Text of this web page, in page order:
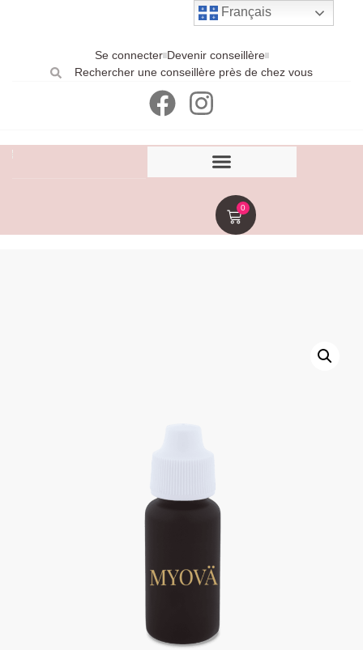
Se connecter Devenir conseillère
Rechercher une conseillère près de chez vous
0
Français